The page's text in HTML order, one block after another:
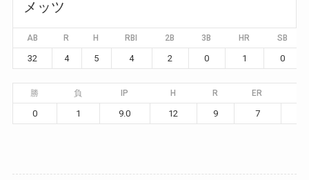
メッツ
AB R H RBI 2B 3B HR SB
32 4 5 4 2 0 1 0
勝 負 IP H R ER
0 1 9.0 12 9 7